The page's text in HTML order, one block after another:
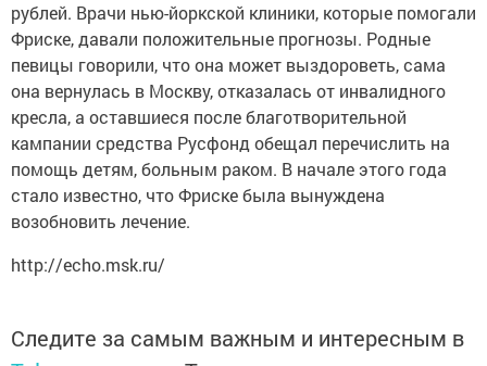
рублей. Врачи нью-йоркской клиники, которые помогали
Фриске, давали положительные прогнозы. Родные
певицы говорили, что она может выздороветь, сама
она вернулась в Москву, отказалась от инвалидного
кресла, а оставшиеся после благотворительной
кампании средства Русфонд обещал перечислить на
помощь детям, больным раком. В начале этого года
стало известно, что Фриске была вынуждена
возобновить лечение.
http://echo.msk.ru/
Следите за самым важным и интересным в